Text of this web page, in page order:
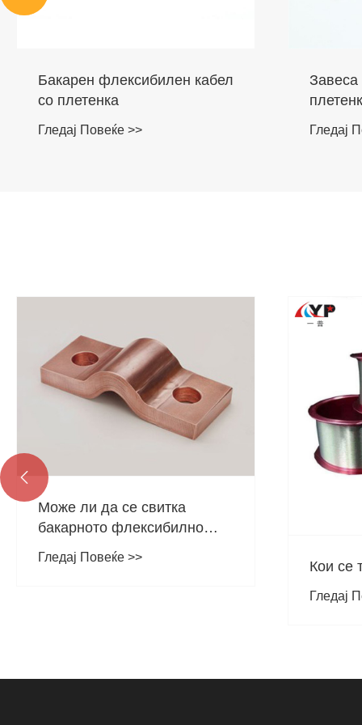
Завеса ѕид Бакар проводен
плетенки Молња
заземјување лента
Гледај Повеќе >> Гледај
Кои се типичните дијаметри
Која е
улога
